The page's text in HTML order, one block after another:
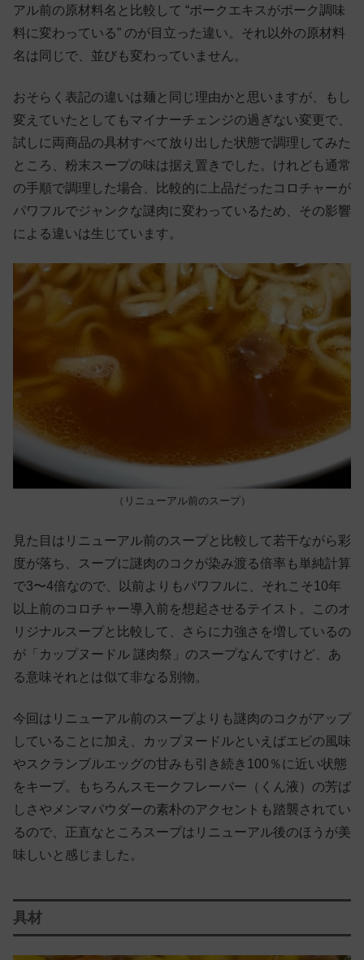
アル前の原材料名と比較して “ポークエキスがポーク調味
料に変わっている” のが目立った違い。それ以外の原材料
名は同じで、並びも変わっていません。
おそらく表記の違いは麺と同じ理由かと思いますが、もし
変えていたとしてもマイナーチェンジの過ぎない変更で、
試しに両商品の具材すべて放り出した状態で調理してみた
ところ、粉末スープの味は据え置きでした。けれども通常
の手順で調理した場合、比較的に上品だったコロチャーが
パワフルでジャンクな謎肉に変わっているため、その影響
による違いは生じています。
（リニューアル前のスープ）
見た目はリニューアル前のスープと比較して若干ながら彩
度が落ち、スープに謎肉のコクが染み渡る倍率も単純計算
で3〜4倍なので、以前よりもパワフルに、それこそ10年
以上前のコロチャー導入前を想起させるテイスト。このオ
リジナルスープと比較して、さらに力強さを増しているの
が「カップヌードル 謎肉祭」のスープなんですけど、あ
る意味それとは似て非なる別物。
今回はリニューアル前のスープよりも謎肉のコクがアップ
していることに加え、カップヌードルといえばエビの風味
やスクランブルエッグの甘みも引き続き100％に近い状態
をキープ。もちろんスモークフレーバー（くん液）の芳ば
しさやメンマパウダーの素朴のアクセントも踏襲されてい
るので、正直なところスープはリニューアル後のほうが美
味しいと感じました。
具材